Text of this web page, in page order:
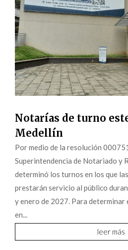
Notarías de turno
Medellín
Por medio de la resolución
Superintendencia de Notariado y
determinó los turnos en los que
prestarán servicio al público
y enero de 2027. Para determinar
en...
leer más